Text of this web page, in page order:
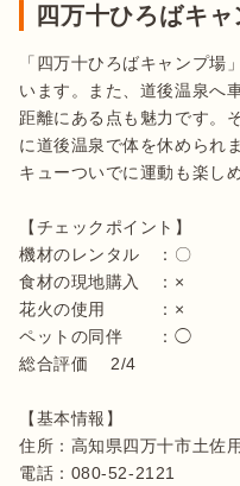
四万十ひろばキ
「四万十ひろばキャンプ場
います。また、道後温泉へ
距離にある点も魅力です。
に道後温泉で体を休められ
キューついでに運動も楽し
【チェックポイント】
機材のレンタル　：〇
食材の現地購入　：×
花火の使用　　　：×
ペットの同伴　　：◯
総合評価 　2/4
【基本情報】
住所：高知県四万十市土佐
電話：080-52-2121